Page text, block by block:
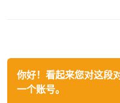
你好！看起来您对这段
一个账号。